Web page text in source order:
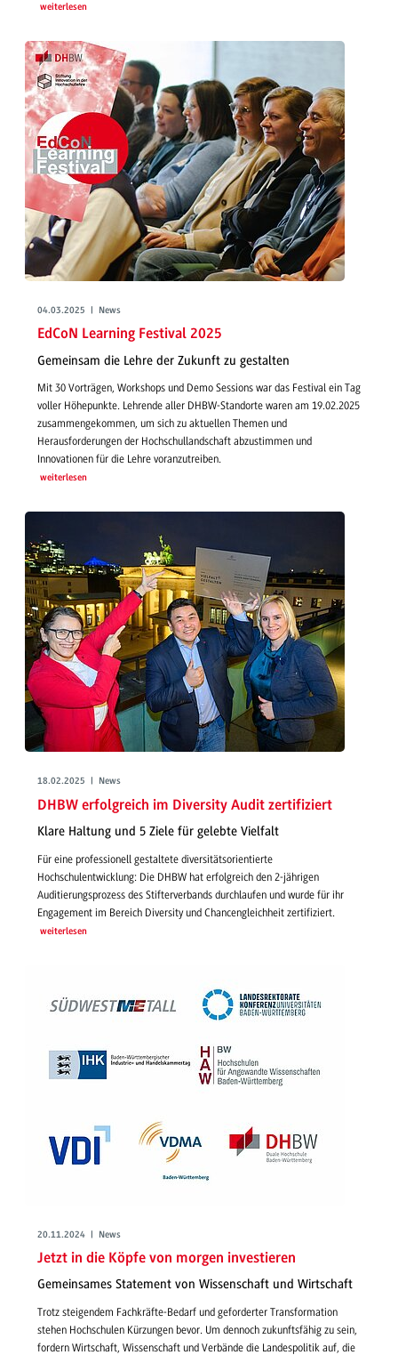
weiterlesen
04.03.2025 | News
EdCoN Learning Festival 2025
Gemeinsam die Lehre der Zukunft zu gestalten
Mit 30 Vorträgen, Workshops und Demo Sessions war das Festival ein Tag
voller Höhepunkte. Lehrende aller DHBW-Standorte waren am 19.02.2025
zusammengekommen, um sich zu aktuellen Themen und
Herausforderungen der Hochschullandschaft abzustimmen und
Innovationen für die Lehre voranzutreiben.
weiterlesen
18.02.2025 | News
DHBW erfolgreich im Diversity Audit zertifiziert
Klare Haltung und 5 Ziele für gelebte Vielfalt
Für eine professionell gestaltete diversitätsorientierte
Hochschulentwicklung: Die DHBW hat erfolgreich den 2-jährigen
Auditierungsprozess des Stifterverbands durchlaufen und wurde für ihr
Engagement im Bereich Diversity und Chancengleichheit zertifiziert.
weiterlesen
20.11.2024 | News
Jetzt in die Köpfe von morgen investieren
Gemeinsames Statement von Wissenschaft und Wirtschaft
Trotz steigendem Fachkräfte-Bedarf und geforderter Transformation
stehen Hochschulen Kürzungen bevor. Um dennoch zukunftsfähig zu sein,
fordern Wirtschaft, Wissenschaft und Verbände die Landespolitik auf, die